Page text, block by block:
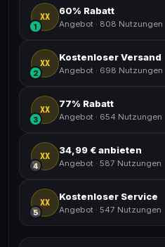
XX
1
60% Rabatt
Angebot · 808 Nutzungen
XX
2
Kostenloser Versand
Angebot · 698 Nutzungen
XX
3
77% Rabatt
Angebot · 654 Nutzungen
XX
4
34,99 € anbieten
Angebot · 587 Nutzungen
XX
5
Kostenloser Service
Angebot · 547 Nutzungen